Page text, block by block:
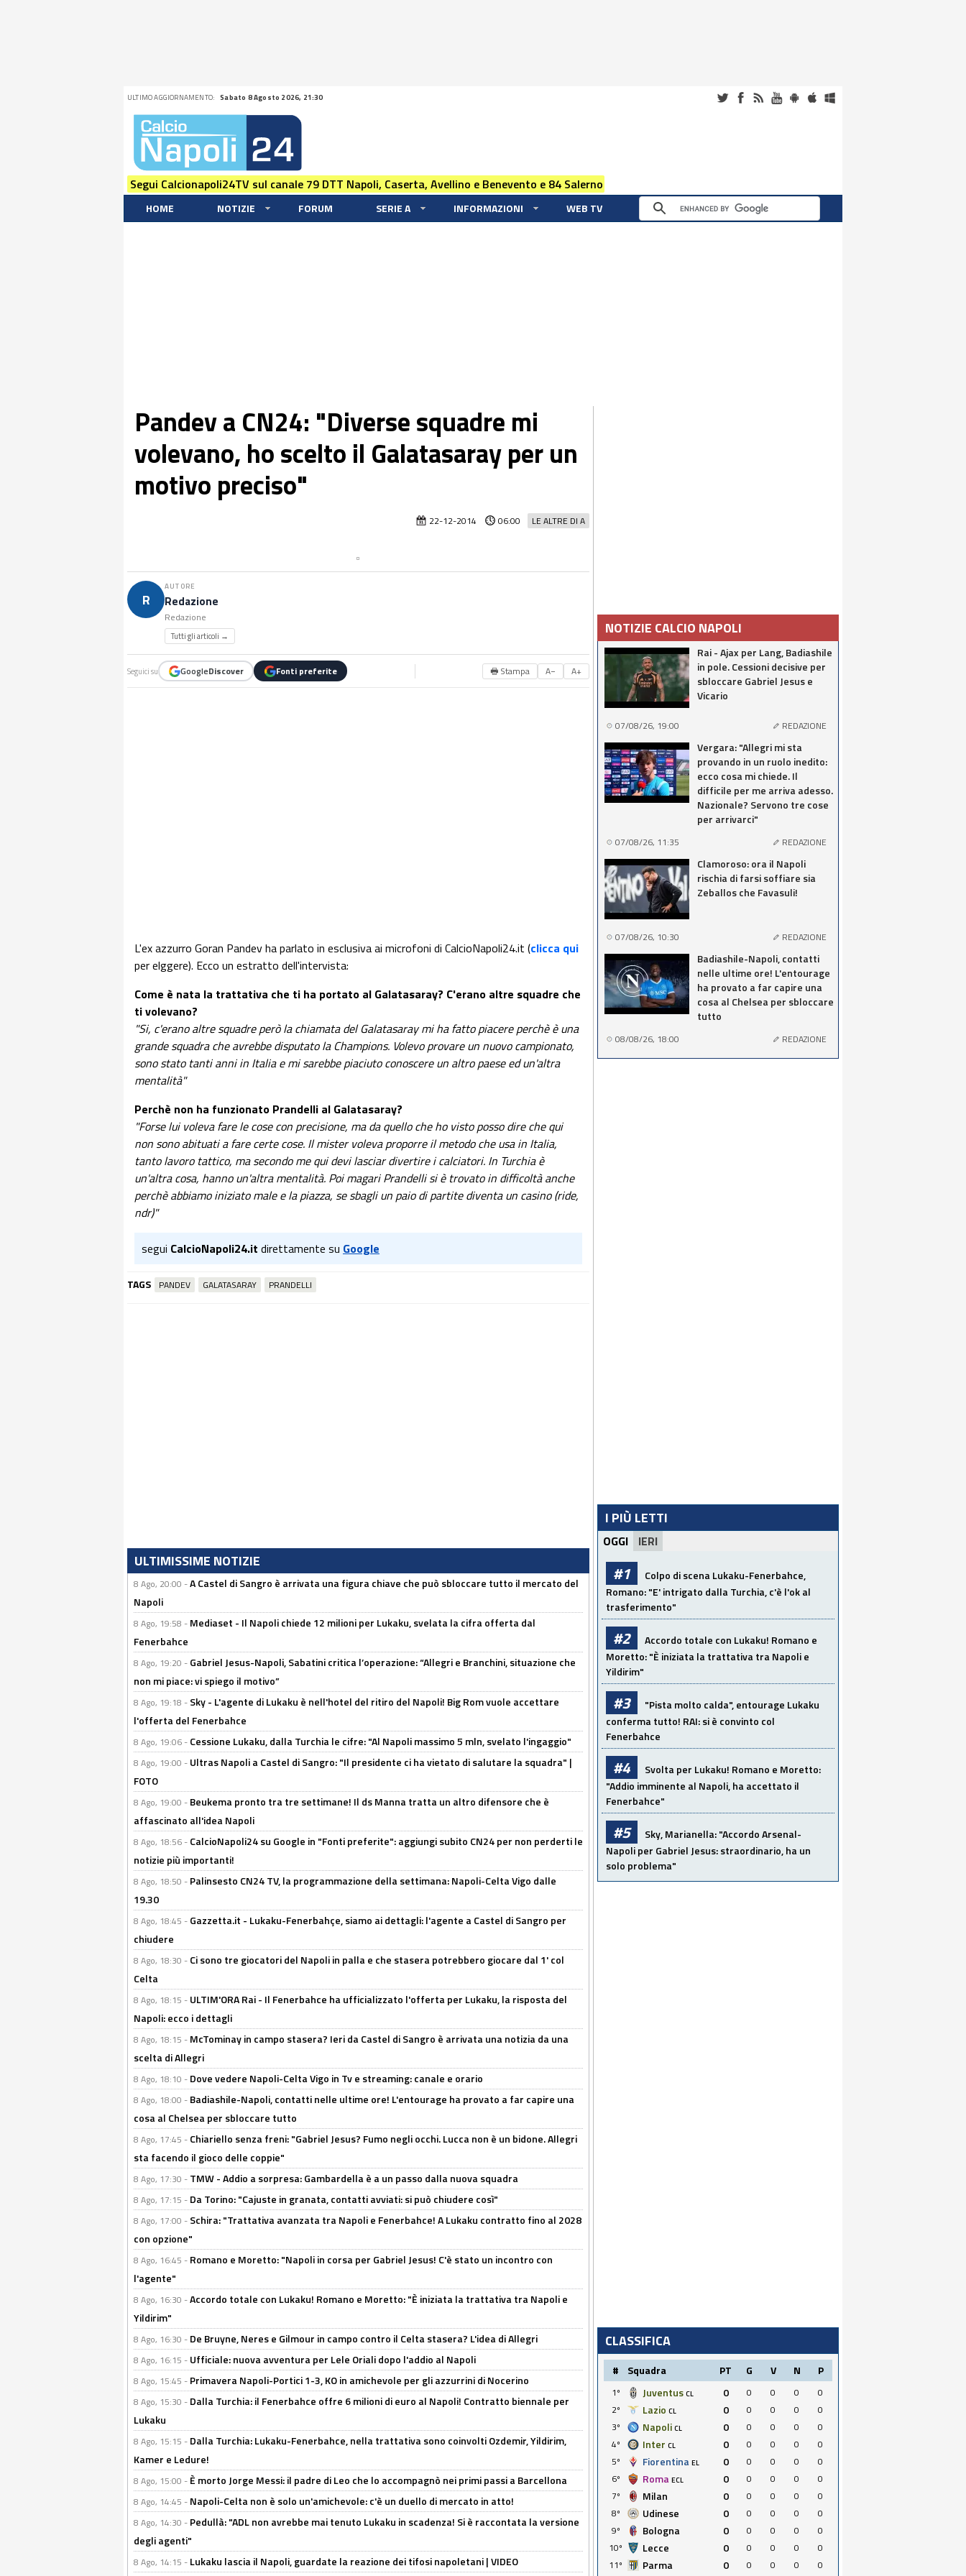
ULTIMO AGGIORNAMENTO: Sabato 8 Agosto 2026, 21:30
Segui Calcionapoli24TV sul canale 79 DTT Napoli, Caserta, Avellino e Benevento e 84 Salerno
HOME NOTIZIE FORUM SERIE A INFORMAZIONI WEB TV
Pandev a CN24: "Diverse squadre mi
volevano, ho scelto il Galatasaray per un
motivo preciso"
LE ALTRE DI A
22-12-2014 06:00
R
AUTORE
Redazione
Redazione
Tutti gli articoli →
Seguici su GoogleDiscover Fonti preferite 🖶 Stampa A− A+
L'ex azzurro Goran Pandev ha parlato in esclusiva ai microfoni di CalcioNapoli24.it (clicca qui
per elggere). Ecco un estratto dell'intervista:
Come è nata la trattativa che ti ha portato al Galatasaray? C'erano altre squadre che
ti volevano?
"Si, c'erano altre squadre però la chiamata del Galatasaray mi ha fatto piacere perchè è una
grande squadra che avrebbe disputato la Champions. Volevo provare un nuovo campionato,
sono stato tanti anni in Italia e mi sarebbe piaciuto conoscere un altro paese ed un'altra
mentalità"
Perchè non ha funzionato Prandelli al Galatasaray?
"Forse lui voleva fare le cose con precisione, ma da quello che ho visto posso dire che qui
non sono abituati a fare certe cose. Il mister voleva proporre il metodo che usa in Italia,
tanto lavoro tattico, ma secondo me qui devi lasciar divertire i calciatori. In Turchia è
un'altra cosa, hanno un'altra mentalità. Poi magari Prandelli si è trovato in difficoltà anche
perchè abbiamo iniziato male e la piazza, se sbagli un paio di partite diventa un casino (ride,
ndr)"
segui CalcioNapoli24.it direttamente su Google
TAGS PANDEV GALATASARAY PRANDELLI
ULTIMISSIME NOTIZIE
8 Ago, 20:00 -A Castel di Sangro è arrivata una figura chiave che può sbloccare tutto il mercato del
Napoli
8 Ago, 19:58 - Mediaset - Il Napoli chiede 12 milioni per Lukaku, svelata la cifra offerta dal
Fenerbahce
8 Ago, 19:20 - Gabriel Jesus-Napoli, Sabatini critica l’operazione: “Allegri e Branchini, situazione che
non mi piace: vi spiego il motivo”
8 Ago, 19:18 - Sky - L'agente di Lukaku è nell'hotel del ritiro del Napoli! Big Rom vuole accettare
l'offerta del Fenerbahce
8 Ago, 19:06 - Cessione Lukaku, dalla Turchia le cifre: "Al Napoli massimo 5 mln, svelato l'ingaggio"
8 Ago, 19:00 - Ultras Napoli a Castel di Sangro: "Il presidente ci ha vietato di salutare la squadra" |
FOTO
8 Ago, 19:00 - Beukema pronto tra tre settimane! Il ds Manna tratta un altro difensore che è
affascinato all'idea Napoli
8 Ago, 18:56 - CalcioNapoli24 su Google in "Fonti preferite": aggiungi subito CN24 per non perderti le
notizie più importanti!
8 Ago, 18:50 - Palinsesto CN24 TV, la programmazione della settimana: Napoli-Celta Vigo dalle
19.30
8 Ago, 18:45 - Gazzetta.it - Lukaku-Fenerbahçe, siamo ai dettagli: l'agente a Castel di Sangro per
chiudere
8 Ago, 18:30 - Ci sono tre giocatori del Napoli in palla e che stasera potrebbero giocare dal 1' col
Celta
8 Ago, 18:15 - ULTIM'ORA Rai - Il Fenerbahce ha ufficializzato l'offerta per Lukaku, la risposta del
Napoli: ecco i dettagli
8 Ago, 18:15 - McTominay in campo stasera? Ieri da Castel di Sangro è arrivata una notizia da una
scelta di Allegri
8 Ago, 18:10 - Dove vedere Napoli-Celta Vigo in Tv e streaming: canale e orario
8 Ago, 18:00 - Badiashile-Napoli, contatti nelle ultime ore! L'entourage ha provato a far capire una
cosa al Chelsea per sbloccare tutto
8 Ago, 17:45 - Chiariello senza freni: "Gabriel Jesus? Fumo negli occhi. Lucca non è un bidone. Allegri
sta facendo il gioco delle coppie"
8 Ago, 17:30 - TMW - Addio a sorpresa: Gambardella è a un passo dalla nuova squadra
8 Ago, 17:15 - Da Torino: "Cajuste in granata, contatti avviati: si può chiudere così"
8 Ago, 17:00 - Schira: "Trattativa avanzata tra Napoli e Fenerbahce! A Lukaku contratto fino al 2028
con opzione"
8 Ago, 16:45 - Romano e Moretto: "Napoli in corsa per Gabriel Jesus! C'è stato un incontro con
l'agente"
8 Ago, 16:30 -Accordo totale con Lukaku! Romano e Moretto: "È iniziata la trattativa tra Napoli e
Yildirim"
8 Ago, 16:30 - De Bruyne, Neres e Gilmour in campo contro il Celta stasera? L'idea di Allegri
8 Ago, 16:15 - Ufficiale: nuova avventura per Lele Oriali dopo l'addio al Napoli
8 Ago, 15:45 - Primavera Napoli-Portici 1-3, KO in amichevole per gli azzurrini di Nocerino
8 Ago, 15:30 - Dalla Turchia: il Fenerbahce offre 6 milioni di euro al Napoli! Contratto biennale per
Lukaku
8 Ago, 15:15 - Dalla Turchia: Lukaku-Fenerbahce, nella trattativa sono coinvolti Ozdemir, Yildirim,
Kamer e Ledure!
8 Ago, 15:00 - È morto Jorge Messi: il padre di Leo che lo accompagnò nei primi passi a Barcellona
8 Ago, 14:45 - Napoli-Celta non è solo un'amichevole: c'è un duello di mercato in atto!
8 Ago, 14:30 - Pedullà: "ADL non avrebbe mai tenuto Lukaku in scadenza! Si è raccontata la versione
degli agenti"
8 Ago, 14:15 - Lukaku lascia il Napoli, guardate la reazione dei tifosi napoletani | VIDEO
NOTIZIE CALCIO NAPOLI
Rai - Ajax per Lang, Badiashile
in pole. Cessioni decisive per
sbloccare Gabriel Jesus e
Vicario
07/08/26, 19:00 REDAZIONE
Vergara: "Allegri mi sta
provando in un ruolo inedito:
ecco cosa mi chiede. Il
difficile per me arriva adesso.
Nazionale? Servono tre cose
per arrivarci"
07/08/26, 11:35 REDAZIONE
Clamoroso: ora il Napoli
rischia di farsi soffiare sia
Zeballos che Favasuli!
07/08/26, 10:30 REDAZIONE
Badiashile-Napoli, contatti
nelle ultime ore! L'entourage
ha provato a far capire una
cosa al Chelsea per sbloccare
tutto
08/08/26, 18:00 REDAZIONE
I PIÙ LETTI
OGGI IERI
#1
Colpo di scena Lukaku-Fenerbahce,
Romano: "E' intrigato dalla Turchia, c'è l'ok al
trasferimento"
#2
Accordo totale con Lukaku! Romano e
Moretto: "È iniziata la trattativa tra Napoli e
Yildirim"
#3
"Pista molto calda", entourage Lukaku
conferma tutto! RAI: si è convinto col
Fenerbahce
#4
Svolta per Lukaku! Romano e Moretto:
"Addio imminente al Napoli, ha accettato il
Fenerbahce"
#5
Sky, Marianella: "Accordo Arsenal-
Napoli per Gabriel Jesus: straordinario, ha un
solo problema"
CLASSIFICA
# Squadra PT G V N P
1º Juventus CL 0 0 0 0
0
2º
Lazio CL 0 0 0 0
0
3º
Napoli CL 0 0 0 0
0
4º
Inter CL 0 0 0 0
0
5º
Fiorentina EL 0 0 0 0
0
6º
Roma ECL 0 0 0 0
0
7º
Milan 0 0 0 0
0
8º
Udinese 0 0 0 0
0
9º
Bologna 0 0 0 0
0
10º
Lecce 0 0 0 0
0
11º
Parma 0 0 0 0
0